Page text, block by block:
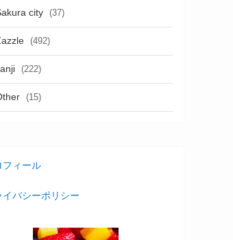
city (37)
(492)
(222)
(15)
フィール
イバシーポリシー